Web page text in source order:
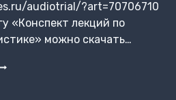
audiotrial/?art=70706710
«Конспект лекций по
можно скачать…